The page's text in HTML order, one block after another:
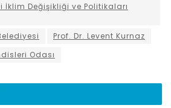
İklim Değişikliği ve Politikaları
Prof. Dr. Levent Kurnaz
Odası